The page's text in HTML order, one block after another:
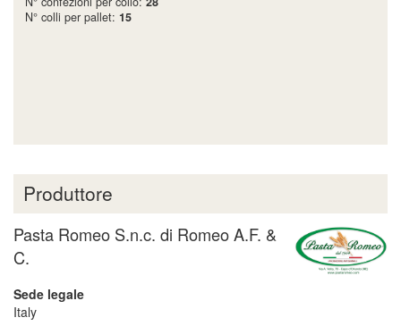
N° colli per pallet: 15
Produttore
Pasta Romeo S.n.c. di Romeo A.F. &
C.
Sede legale
Italy